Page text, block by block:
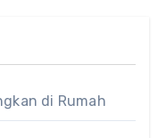
di Rumah